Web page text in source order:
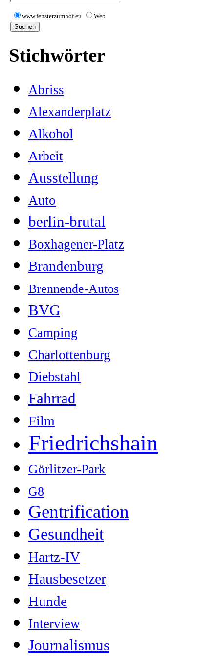
www.fensterzumhof.eu Web
Stichwörter
Abriss
Alexanderplatz
Alkohol
Arbeit
Ausstellung
Auto
berlin-brutal
Boxhagener-Platz
Brandenburg
Brennende-Autos
BVG
Camping
Charlottenburg
Diebstahl
Fahrrad
Film
Friedrichshain
Görlitzer-Park
G8
Gentrification
Gesundheit
Hartz-IV
Hausbesetzer
Hunde
Interview
Journalismus